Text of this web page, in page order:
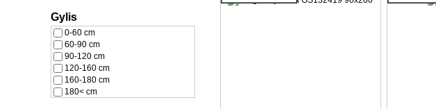
Gylis
0-60 cm
60-90 cm
90-120 cm
120-160 cm
160-180 cm
180< cm